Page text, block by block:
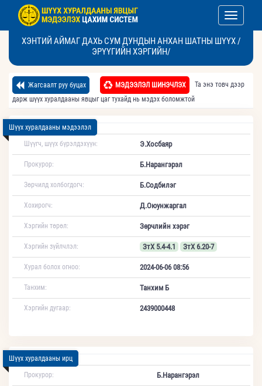
Toggle
ХЭНТИЙ АЙМАГ ДАХЬ СУМ ДУНДЫН АНХАН ШАТНЫ ШҮҮХ /
ЭРҮҮГИЙН ХЭРГИЙН/
Жагсаалт руу буцах МЭДЭЭЛЭЛ ШИНЭЧЛЭХ
Та энэ товч дээр
дарж шүүх хуралдааны явцыг цаг тухайд нь мэдэх боломжтой
Шүүх хуралдааны мэдээлэл
Шүүгч, шүүх бүрэлдэхүүн:
Э.Хосбаяр
Прокурор: Б.Нарангэрэл
Зөрчилд холбогдогч: Б.Содбилэг
Хохирогч: Д.Оюунжаргал
Хэргийн төрөл: Зөрчлийн хэрэг
Хэргийн зүйлчлэл: ЗтХ 5.4-4.1 ЗтХ 6.20-7
Хурал болох огноо: 2024-06-06 08:56
Танхим: Танхим Б
Хэргийн дугаар: 2439000448
Шүүх хуралдааны ирц
Прокурор:
Б.Нарангэрэл